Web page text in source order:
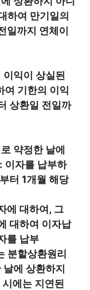
하여 만기일의
일까지 연체이
익이 상실된
여 기한의 이익
상환일 전일까
약정한 날에
이자를 납부하
터 1개월 해당
에 대하여, 그
대하여 이자납
를 납부
분할상환원리
에 상환하지
에는 지연된